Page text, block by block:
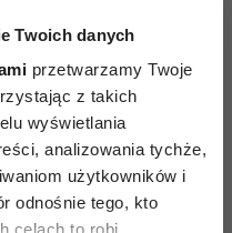
Twoich danych
przetwarzamy Twoje
z takich
wyświetlania
analizowania tychże,
użytkowników i
odnośnie tego, kto
celach to robi.
dowiedzieć,
atmosferę
- na 100 lub 200
wesele na 100
2450 kg CO2,
kg tej substancji.